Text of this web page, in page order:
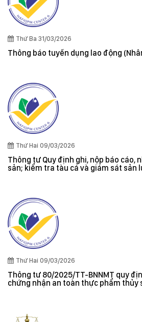
Thứ Ba 31/03/2026
Thông báo tuyển dụng lao động
Thứ Hai 09/03/2026
Thông tư Quy định ghi, nộp báo cáo,
sản; kiểm tra tàu cá và giám sát sản
Thứ Hai 09/03/2026
Thông tư 80/2025/TT-BNNMT quy
chứng nhận an toàn thực phẩm thủy